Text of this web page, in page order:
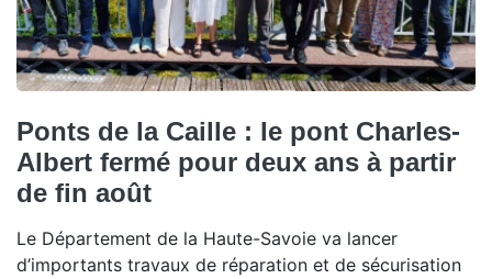
Ponts de la Caille : le pont Charles-
Albert fermé pour deux ans à partir
de fin août
Le Département de la Haute-Savoie va lancer
d’importants travaux de réparation et de sécurisation